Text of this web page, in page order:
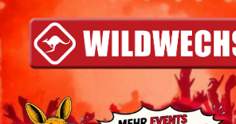
Inhalt
springen